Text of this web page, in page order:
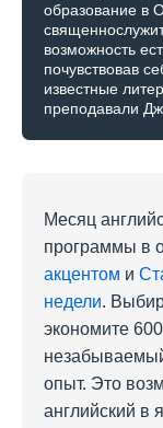
образование в
возможность
почувствовав
известные
преподавали
Месяц
программы в
акцентом и
недели.
экономите
опыт. Это
английский в